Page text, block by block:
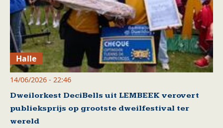
Halle
14/06/2026 - 22:46
Dweilorkest DeciBells uit LEMBEEK verovert
publieksprijs op grootste dweilfestival ter
wereld